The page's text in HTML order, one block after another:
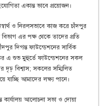
একান্ত ভাবে প্রয়োজন।
ও নিরলসভাবে কাজ করে চাঁদপুর
বিভাগ এর পক্ষ থেকে তাদের প্রতি
দিগন্ত ফাউন্ডেশনের সার্বিক
এ শুভ মুহুর্তে ফাউন্ডেশনের সকল
দৃঢ় বিশ্বাস; সকলের সম্মিলিত
যাচ্ছি আমাদের লক্ষ্য পানে।
কার্যালয় আলোচনা সভা ও দোয়া